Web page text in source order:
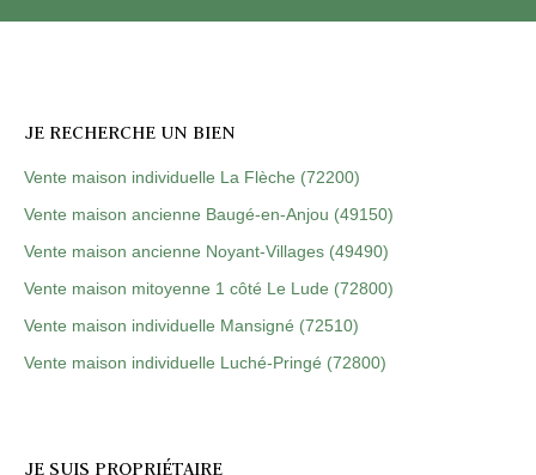
JE RECHERCHE UN BIEN
Vente maison individuelle La Flèche (72200)
Vente maison ancienne Baugé-en-Anjou (49150)
Vente maison ancienne Noyant-Villages (49490)
Vente maison mitoyenne 1 côté Le Lude (72800)
Vente maison individuelle Mansigné (72510)
Vente maison individuelle Luché-Pringé (72800)
JE SUIS PROPRIÉTAIRE